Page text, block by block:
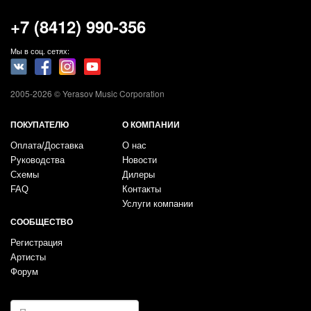
+7 (8412) 990-356
Мы в соц. сетях:
2005-2026 © Yerasov Music Corporation
ПОКУПАТЕЛЮ
Оплата/Доставка
Руководства
Схемы
FAQ
О КОМПАНИИ
О нас
Новости
Дилеры
Контакты
Услуги компании
СООБЩЕСТВО
Регистрация
Артисты
Форум
E-